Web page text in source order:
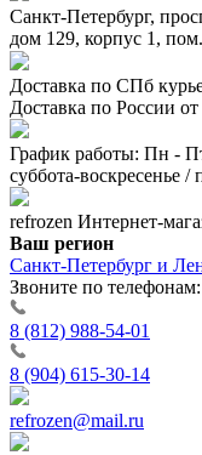
Санкт-Петербург,
дом 129, корпус 1,
Доставка по СПб
Доставка по России
График работы: Пн -
суббота-воскресенье
refrozen Интернет-
Ваш регион
Санкт-Петербург и
Звоните по телефонам:
8 (812) 988-54-01
8 (904) 615-30-14
refrozen@mail.ru